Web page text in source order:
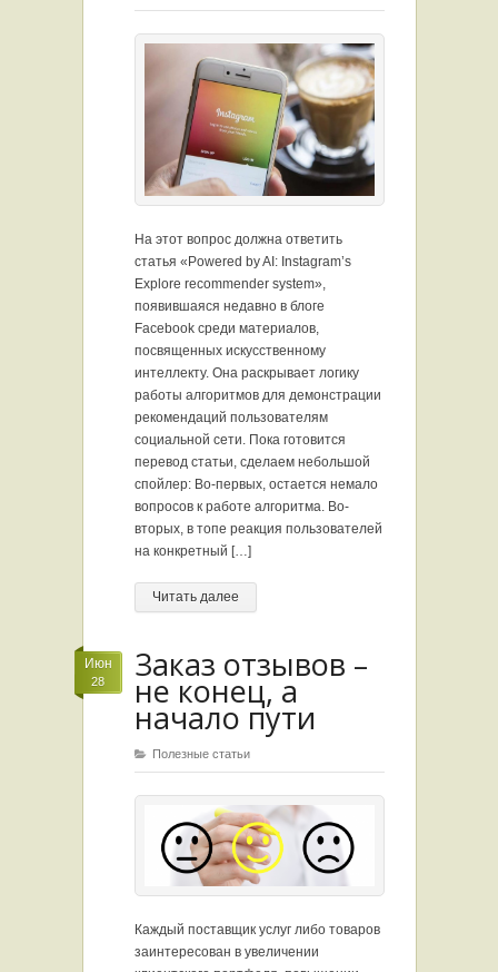
На этот вопрос должна ответить
статья «Powered by AI: Instagram’s
Explore recommender system»,
появившаяся недавно в блоге
Facebook среди материалов,
посвященных искусственному
интеллекту. Она раскрывает логику
работы алгоритмов для демонстрации
рекомендаций пользователям
социальной сети. Пока готовится
перевод статьи, сделаем небольшой
спойлер: Во-первых, остается немало
вопросов к работе алгоритма. Во-
вторых, в топе реакция пользователей
на конкретный […]
Читать далее
Июн
28 Заказ отзывов –
не конец, а
начало пути
Полезные статьи
Каждый поставщик услуг либо товаров
заинтересован в увеличении